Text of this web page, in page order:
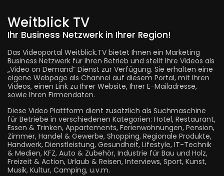
Weitblick TV
Ihr Business Netzwerk in Ihrer Region!
Das Videoportal Weitblick.TV bietet Ihnen ein Marketing
Business Netzwerk für Ihren Betrieb und stellt Ihre Videos als
„Video on Demand“ Dienst zur Verfügung. Sie erhalten eine
eigene Webpage als Channel auf diesem Portal, mit Ihren
Videos, einen Link zu Ihrer Website, Ihrer E-Mailadresse,
sowie Ihren Firmendaten.
Diese Video Plattform dient zusätzlich als Suchmaschine
für Betriebe in verschiedenen Kategorien: Hotel, Restaurant,
Essen & Trinken, Appartements, Ferienwohnungen, Pension,
Zimmer, Handel & Gewerbe, Shopping, Regionale Produkte,
Handwerk, Dienstleistung, Gesundheit, Lifestyle, IT-Technik
& Medien, KFZ, Auto & Zubehör, Industrie für Bau und Holz,
Freizeit & Action, Urlaub & Reisen, Interviews, Sport, Kunst,
Musik, Kultur, Camping, u.v.m.